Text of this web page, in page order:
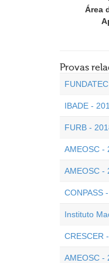
Área
Provas
IBADE -
FURB -
AMEOSC -
AMEOSC -
CONPASS
Instituto
CRESCER
AMEOSC -